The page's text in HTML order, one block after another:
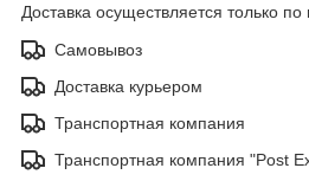
Доставка осуществляется только по
Самовывоз
Доставка курьером
Транспортная компания
Транспортная компания "Post